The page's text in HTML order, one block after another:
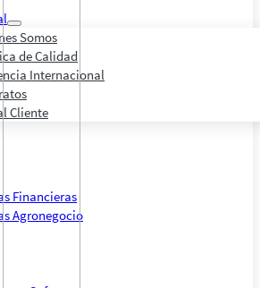
Somos
de Calidad
Internacional
Cliente
Financieras
Agronegocio